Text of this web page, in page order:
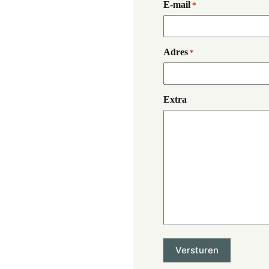
E-mail *
Adres *
Extra